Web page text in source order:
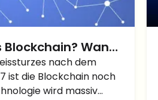
Wann
erfunden?nach dem
ist die Blockchain noch
wird massiv